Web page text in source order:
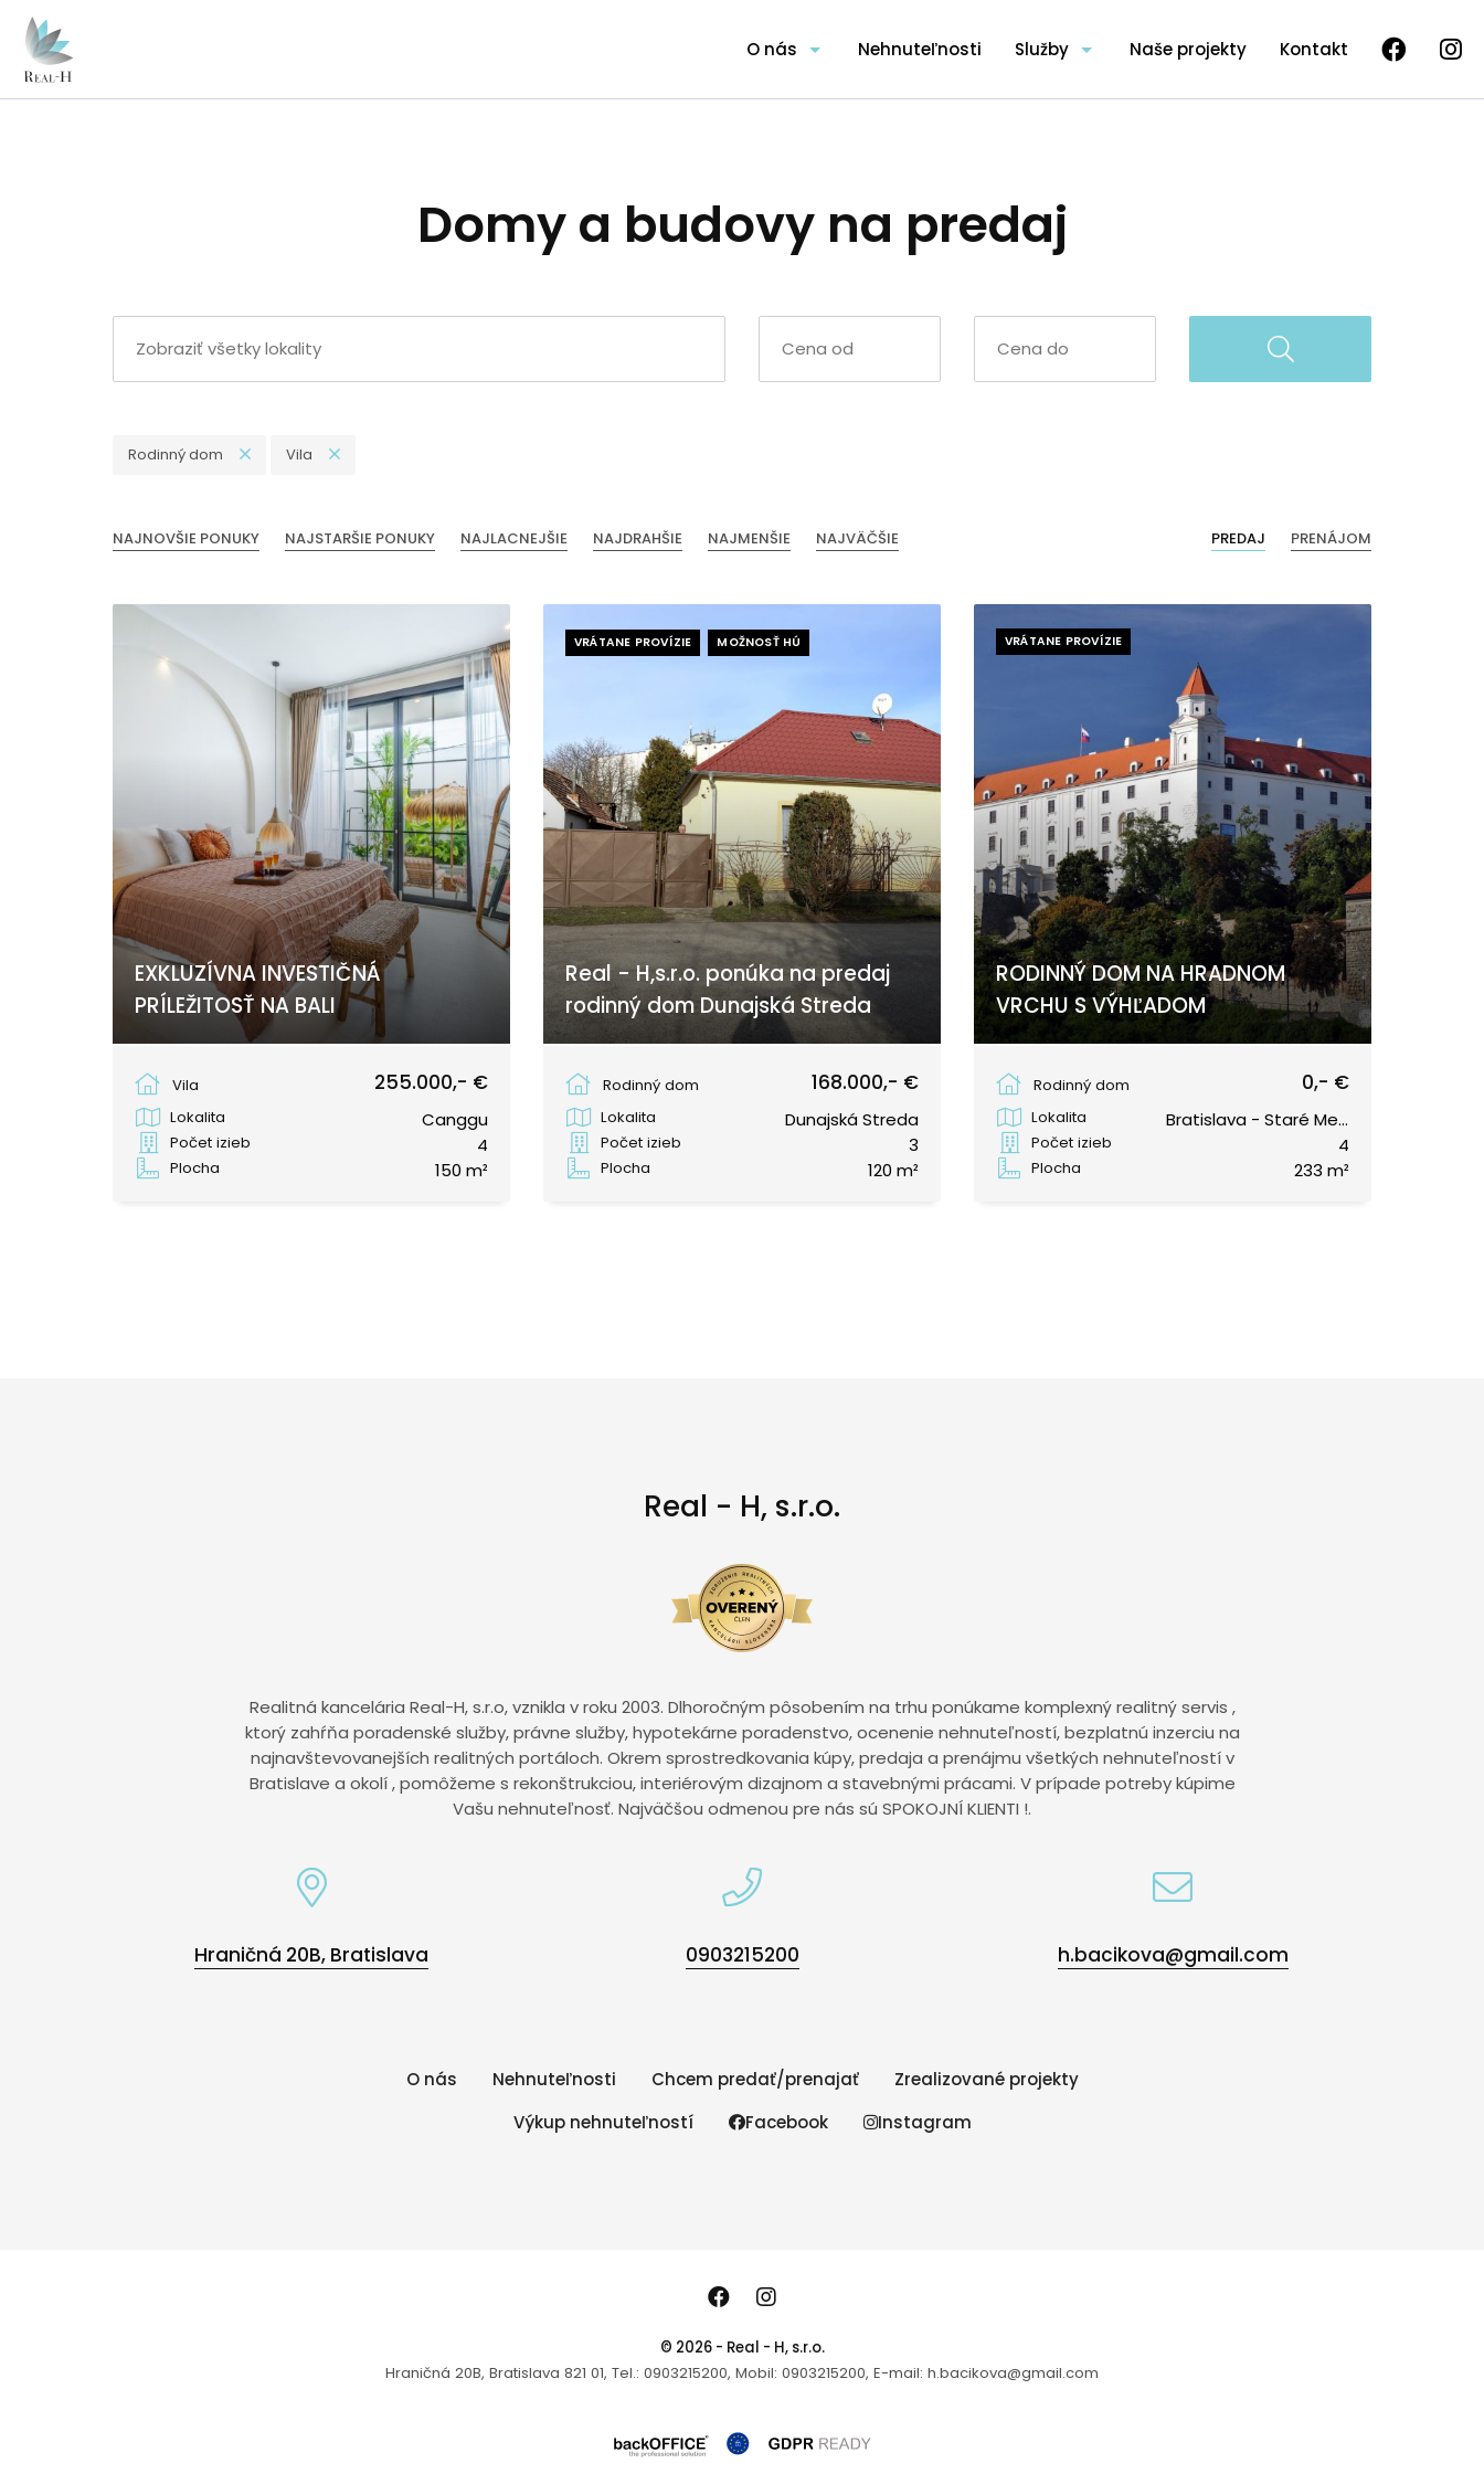
O nás Nehnuteľnosti Služby Naše projekty Kontakt
Domy a budovy na predaj
Rodinný dom Vila
NAJNOVŠIE PONUKY NAJSTARŠIE PONUKY NAJLACNEJŠIE NAJDRAHŠIE NAJMENŠIE NAJVÄČŠIE PREDAJ PRENÁJOM
EXKLUZÍVNA INVESTIČNÁ
PRÍLEŽITOSŤ NA BALI
Vila
255.000,- €
Lokalita Canggu
Počet izieb 4
Plocha 150 m²
VRÁTANE PROVÍZIE MOŽNOSŤ HÚ
Real - H,s.r.o. ponúka na predaj
rodinný dom Dunajská Streda
Rodinný dom
168.000,- €
Lokalita Dunajská Streda
Počet izieb 3
Plocha 120 m²
VRÁTANE PROVÍZIE
RODINNÝ DOM NA HRADNOM
VRCHU S VÝHĽADOM
Rodinný dom
0,- €
Lokalita Bratislava - Staré Mesto
Počet izieb 4
Plocha 233 m²
Real - H, s.r.o.
Realitná kancelária Real-H, s.r.o, vznikla v roku 2003. Dlhoročným pôsobením na trhu ponúkame komplexný realitný servis ,
ktorý zahŕňa poradenské služby, právne služby, hypotekárne poradenstvo, ocenenie nehnuteľností, bezplatnú inzerciu na
najnavštevovanejších realitných portáloch. Okrem sprostredkovania kúpy, predaja a prenájmu všetkých nehnuteľností v
Bratislave a okolí , pomôžeme s rekonštrukciou, interiérovým dizajnom a stavebnými prácami. V prípade potreby kúpime
Vašu nehnuteľnosť. Najväčšou odmenou pre nás sú SPOKOJNÍ KLIENTI !.
Hraničná 20B, Bratislava 0903215200 h.bacikova@gmail.com
O nás Nehnuteľnosti Chcem predať/prenajať
Zrealizované projekty
Výkup nehnuteľností
Facebook Instagram
© 2026 - Real - H, s.r.o.
Hraničná 20B, Bratislava 821 01, Tel.: 0903215200, Mobil: 0903215200, E-mail: h.bacikova@gmail.com